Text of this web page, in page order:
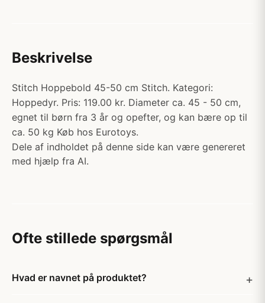
Beskrivelse
Stitch Hoppebold 45-50 cm Stitch. Kategori:
Hoppedyr. Pris: 119.00 kr. Diameter ca. 45 - 50 cm,
egnet til børn fra 3 år og opefter, og kan bære op til
ca. 50 kg Køb hos Eurotoys.
Dele af indholdet på denne side kan være genereret
med hjælp fra AI.
Ofte stillede spørgsmål
Hvad er navnet på produktet?